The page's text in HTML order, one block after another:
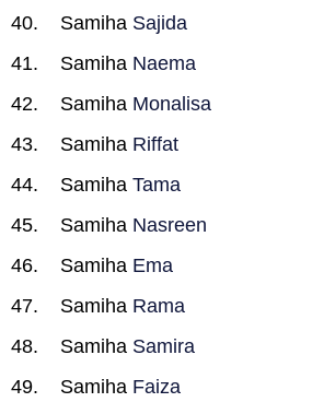
Samiha Sajida
Samiha Naema
Samiha Monalisa
Samiha Riffat
Samiha Tama
Samiha Nasreen
Samiha Ema
Samiha Rama
Samiha Samira
Samiha Faiza